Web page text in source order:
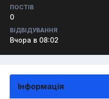
ПОСТІВ
0
ВІДВІДУВАННЯ
Вчора в 08:02
Інформація